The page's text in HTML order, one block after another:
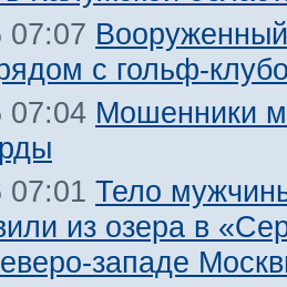
07:07
с гольф-
07:04 Мошенники
07:01 Тело
из озера в
западе